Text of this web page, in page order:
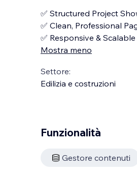
✅ Structured Project
✅ Clean, Professional
✅ Responsive &
Mostra meno
Settore:
Edilizia e costruzioni
Funzionalità
Gestore contenuti